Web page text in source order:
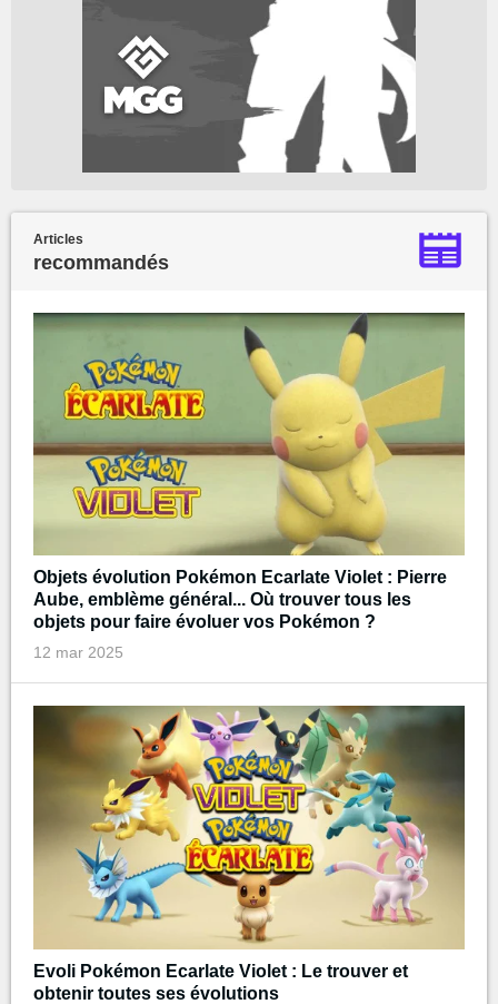
Articles
recommandés
Objets évolution Pokémon Ecarlate Violet : Pierre
Aube, emblème général... Où trouver tous les
objets pour faire évoluer vos Pokémon ?
12 mar 2025
Evoli Pokémon Ecarlate Violet : Le trouver et
obtenir toutes ses évolutions